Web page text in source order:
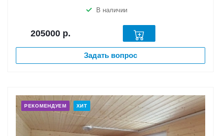
В наличии
205000 р.
Задать вопрос
РЕКОМЕНДУЕМ ХИТ